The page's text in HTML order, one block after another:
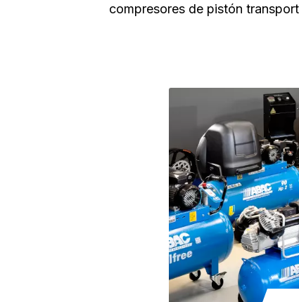
compresores de pistón